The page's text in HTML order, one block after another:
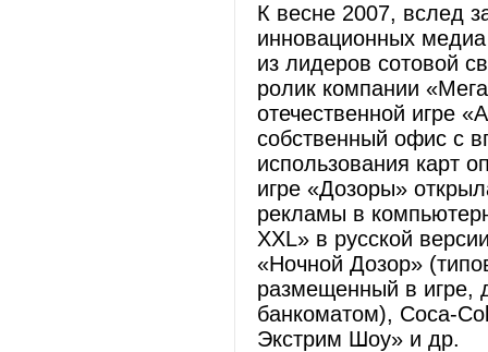
К весне 2007, вслед
инновационных
из лидеров сотовой
ролик компании
отечественной игре
собственный офис с
использования карт
игре «Дозоры»
рекламы в
XXL» в русской
«Ночной Дозор»
размещенный в игре,
банкоматом), Coca-
Экстрим Шоу» и др.